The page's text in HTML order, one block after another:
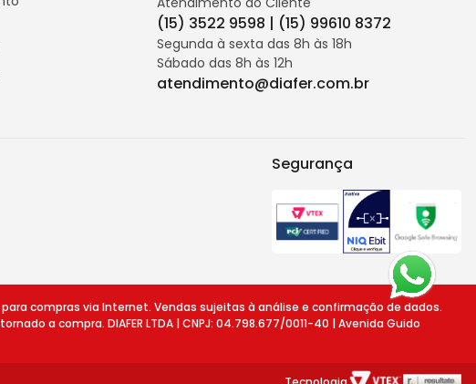
(15) 3522 9598 | (15) 99610 8372
Segunda à sexta das 8h às 18h
Sábado das 8h às 12h
atendimento@diafer.com.br
Segurança
para compras via Internet. Vendas sujeitas à análise e confirmação de dados.
a compra. DIAFER LTDA | CNPJ: 04.798.677/0011-40 | Avenida Guido